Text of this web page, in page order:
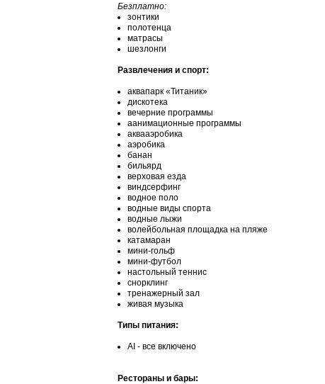
Безплатно:
зонтики
полотенца
матрасы
шезлонги
Развлечения и спорт:
аквапарк «Титаник»
дискотека
вечерние программы
аанимационные программы
аквааэробика
аэробика
банан
бильярд
верховая езда
виндсерфинг
водное поло
водные виды спорта
водные лыжи
волейбольная площадка на пляже
катамаран
мини-гольф
мини-футбол
настольный теннис
снорклинг
тренажерный зал
живая музыка
Типы питания:
АІ - все включено
Рестораны и бары: